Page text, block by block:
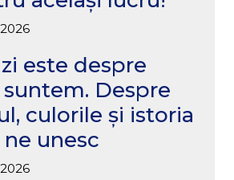
este despre
Despre
culorile și istoria
ne unesc